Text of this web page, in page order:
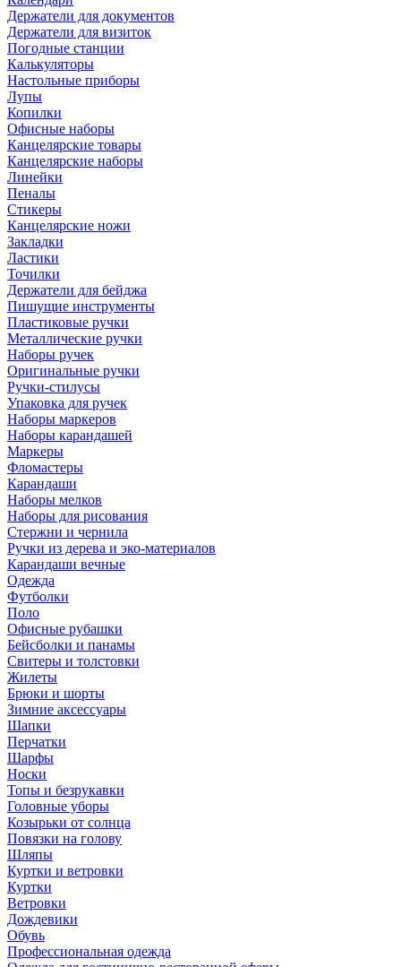
Держатели для документов
Держатели для визиток
Погодные станции
Калькуляторы
Настольные приборы
Лупы
Копилки
Офисные наборы
Канцелярские товары
Канцелярские наборы
Линейки
Пеналы
Стикеры
Канцелярские ножи
Закладки
Ластики
Точилки
Держатели для бейджа
Пишущие инструменты
Пластиковые ручки
Металлические ручки
Наборы ручек
Оригинальные ручки
Ручки-стилусы
Упаковка для ручек
Наборы маркеров
Наборы карандашей
Маркеры
Фломастеры
Карандаши
Наборы мелков
Наборы для рисования
Стержни и чернила
Ручки из дерева и эко-материалов
Карандаши вечные
Одежда
Футболки
Поло
Офисные рубашки
Бейсболки и панамы
Свитеры и толстовки
Жилеты
Брюки и шорты
Зимние аксессуары
Шапки
Перчатки
Шарфы
Носки
Топы и безрукавки
Головные уборы
Козырьки от солнца
Повязки на голову
Шляпы
Куртки и ветровки
Куртки
Ветровки
Дождевики
Обувь
Профессиональная одежда